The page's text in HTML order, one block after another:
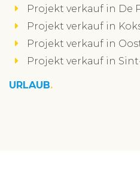
Projekt verkauf in De
Projekt verkauf in
Projekt verkauf in
Projekt verkauf in
URLAUB